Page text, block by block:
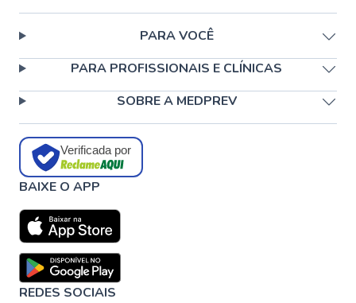
PARA VOCÊ
PARA PROFISSIONAIS E CLÍNICAS
SOBRE A MEDPREV
Verificada por
BAIXE O APP
REDES SOCIAIS